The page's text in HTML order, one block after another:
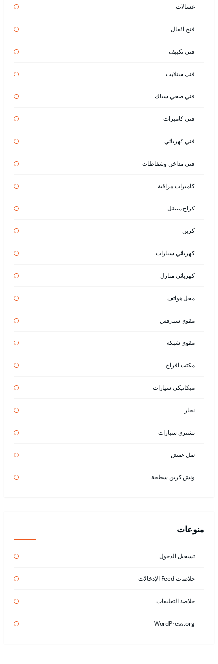
غسالات
فتح اقفال
فني تكييف
فني ستلايت
فني صحي سباك
فني كاميرات
فني كهربائي
فني مداخن وشفاطات
كاميرات مراقبة
كراج متنقل
كرين
كهربائي سيارات
كهربائي منازل
محل هواتف
مقوي سيرفس
مقوي شبكة
مكتب افراح
ميكانيكي سيارات
نجار
نشتري سيارات
نقل عفش
ونش كرين سطحة
منوعات
تسجيل الدخول
خلاصات Feed الإدخالات
خلاصة التعليقات
WordPress.org